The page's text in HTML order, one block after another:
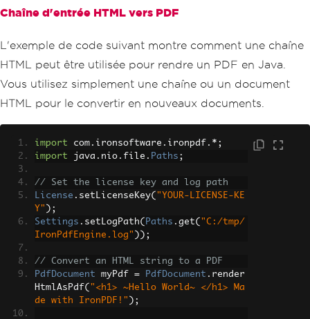
Chaîne d'entrée HTML vers PDF
L'exemple de code suivant montre comment une chaîne
HTML peut être utilisée pour rendre un PDF en Java.
Vous utilisez simplement une chaîne ou un document
HTML pour le convertir en nouveaux documents.
import com . ironsoftware . ironpdf .*;
import java . nio . file . Paths ;
// Set the license key and log path
License . setLicenseKey( "YOUR-LICENSE-KE
Y" );
Settings . setLogPath( Paths . get( "C:/tmp/
IronPdfEngine.log" ));
// Convert an HTML string to a PDF
PdfDocument myPdf = PdfDocument . render
HtmlAsPdf( "<h1> ~Hello World~ </h1> Ma
de with IronPDF!" );